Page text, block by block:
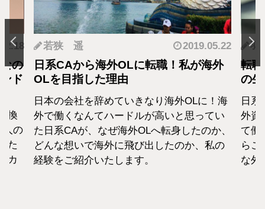
の
ド
換
人の
た
カ
若狭 遥 2019.05.22
日系CAから海外OLに転職！私が海外
OLを目指した理由
日本の会社を辞めていきなり海外OLに！海
外で働くなんてハードルが高いと思ってい
た日系CAが、なぜ海外OLへ転身したのか、
どんな想いで海外に飛び出したのか、私の
経験をご紹介いたします。
羽
転
の
日
外資
て働
らこ
な外